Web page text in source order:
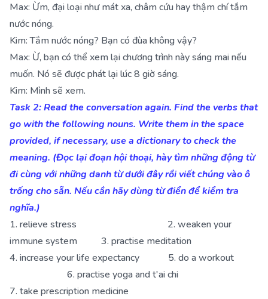
Max: Ừm, đại loại như mát xa, châm cứu hay thậm chí tắm
nước nóng.
Kim: Tắm nước nóng? Bạn có đùa không vậy?
Max: Ừ, bạn có thể xem lại chương trình này sáng mai nếu
muốn. Nó sẽ được phát lại lúc 8 giờ sáng.
Kim: Mình sẽ xem.
Task 2: Read the conversation again. Find the verbs that
go with the following nouns. Write them in the space
provided, if necessary, use a dictionary to check the
meaning. (Đọc lại đoạn hội thoại, hày tìm những động từ
đi cùng với những danh từ dưới đây rồi viết chúng vào ô
trống cho sẵn. Nếu cần hãy dùng từ điển để kiểm tra
nghĩa.)
1. relieve stress 2. weaken your
immune system 3. practise meditation
4. increase your life expectancy 5. do a workout
6. practise yoga and t'ai chi
7. take prescription medicine